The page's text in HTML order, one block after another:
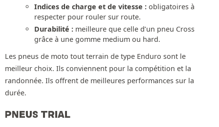
Indices de charge et de vitesse : obligatoires à
respecter pour rouler sur route.
Durabilité : meilleure que celle d’un pneu Cross
grâce à une gomme medium ou hard.
Les pneus de moto tout terrain de type Enduro sont le
meilleur choix. Ils conviennent pour la compétition et la
randonnée. Ils offrent de meilleures performances sur la
durée.
PNEUS TRIAL